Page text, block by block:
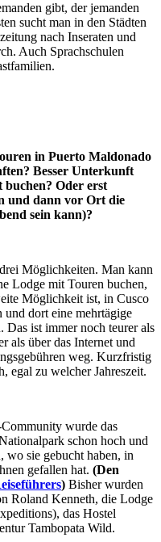
gibt, der jemanden
sucht man in den Städten
nach Inseraten und
Auch Sprachschulen
in Puerto Maldonado
Besser Unterkunft
Oder erst
und dann vor Ort die
sein kann)?
Möglichkeiten. Man kann
Lodge mit Touren buchen,
Möglichkeit ist, in Cusco
und dort eine mehrtägige
ist immer noch teurer als
als über das Internet und
weg. Kurzfristig
egal zu welcher Jahreszeit.
wurde das
schon hoch und
wo sie gebucht haben, in
gefallen hat. (Den
) Bisher wurden
Roland Kenneth, die Lodge
das Hostel
Tambopata Wild.